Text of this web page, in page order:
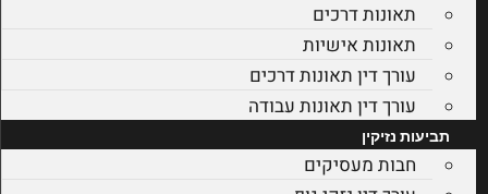
תאונות דרכים
תאונות אישיות
עורך דין תאונות דרכים
עורך דין תאונות עבודה
תביעות נזיקין
חבות מעסיקים